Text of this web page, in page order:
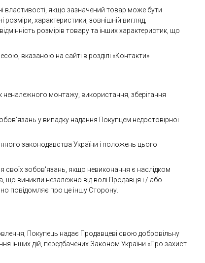
властивості, якщо зазначений товар може бути
характеристики, зовнішній вигляд,
розмірів товару та інших характеристик, що
вказаною на сайті в розділі «Контакти»
неналежного монтажу, використання, зберігання
у випадку надання Покупцем недостовірної
законодавства України і положень цього
своїх зобов'язань, якщо невиконання є наслідком
що виникли незалежно від волі Продавця і / або
повідомляє про це іншу Сторону.
Покупець надає Продавцеві свою добровільну
інших дій, передбачених Законом України «Про захист